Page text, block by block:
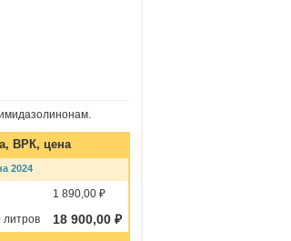
ВРК, цена
2024
1 890,00 ₽
литров 18 900,00 ₽